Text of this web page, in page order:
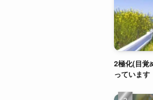
2極化(目覚
っています